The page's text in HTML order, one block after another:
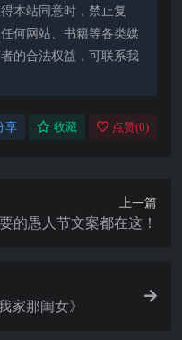
本站同意时，禁止复
何网站、书籍等各类媒
的合法权益，可联系我
享 收藏 点赞(0)
上一篇
的愚人节文案都在这！
家那闺女》